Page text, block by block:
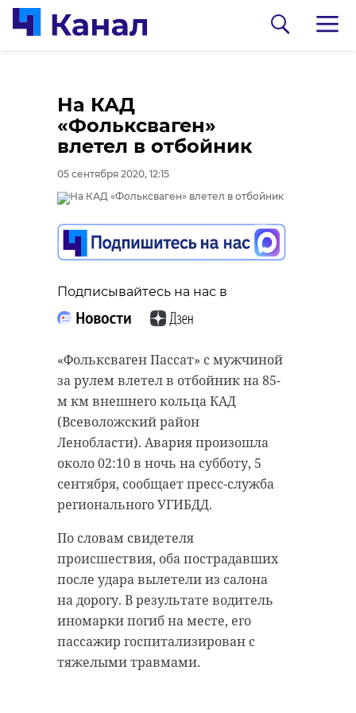
На КАД
«Фольксваген»
влетел в отбойник
05 сентября 2020, 12:15
Подписывайтесь на нас в
​​​​​​​«Фольксваген Пассат» с мужчиной
за рулем влетел в отбойник на 85-
м км внешнего кольца КАД
(Всеволожский район
Ленобласти). Авария произошла
около 02:10 в ночь на субботу, 5
сентября, сообщает пресс-служба
регионального УГИБДД.
По словам свидетеля
происшествия, оба пострадавших
после удара вылетели из салона
на дорогу. В результате водитель
иномарки погиб на месте, его
пассажир госпитализирован с
тяжелыми травмами.
В Белгородской
области журналист
спас тонущую собаку
20 января 2021, 21:06
Подписывайтесь на нас в
Корреспондент Александр Сашнев
и его оператор снимали сюжет
про подсчет уток для местного
телеканала.
Они уже снимали последние
кадры у водоема. И тут к ним
подбежали взволнованные
В Гатчинском районе
добровольцы
реставрируют
“особняк с
привидениями” XIX
века
18 августа 2020, 16:53
Подписывайтесь на нас в
Сейчас расчищают рамы, снимают
старый слой краски.
Реставрируют уникальные
витражи в морском стиле.